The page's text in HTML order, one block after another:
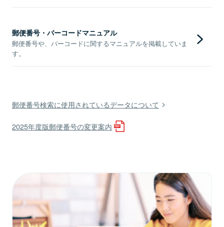
郵便番号・バーコードマニュアル
郵便番号や、バーコードに関するマニュアルを掲載していま
す。
郵便番号検索に使用されているデータについて
2025年度版郵便番号の変更案内